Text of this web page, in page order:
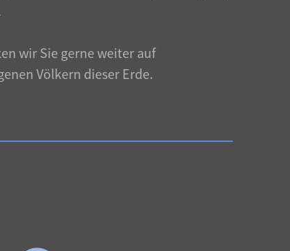
wir Sie gerne weiter auf
Völkern dieser Erde.